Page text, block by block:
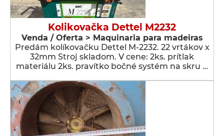
Kolikovačka Dettel M2232
Venda / Oferta > Maquinaria para madeiras
Predám kolíkovačku Dettel M-2232. 22 vrtákov x
32mm Stroj skladom. V cene: 2ks. prítlak
materiálu 2ks. pravítko bočné systém na skru …